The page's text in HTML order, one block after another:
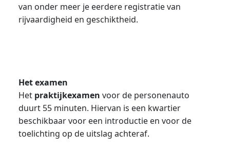
van onder meer je eerdere registratie van
rijvaardigheid en geschiktheid.
Het examen
Het praktijkexamen voor de personenauto
duurt 55 minuten. Hiervan is een kwartier
beschikbaar voor een introductie en voor de
toelichting op de uitslag achteraf.